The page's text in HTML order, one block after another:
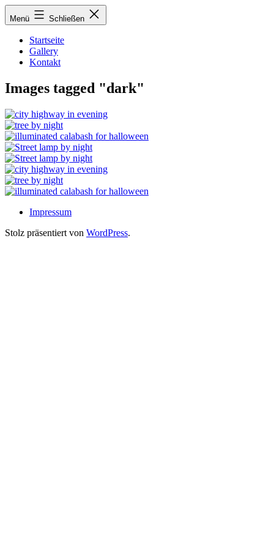
Zum
Inhalt
Menü Schließen
Startseite
Gallery
Kontakt
Images tagged "dark"
Impressum
Stolz präsentiert von WordPress.